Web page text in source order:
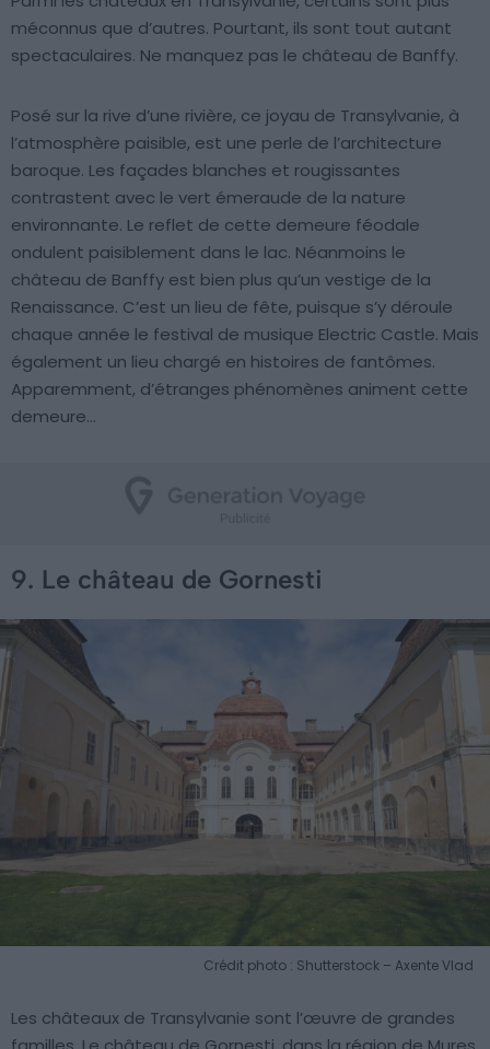
méconnus que d’autres. Pourtant, ils sont tout autant
spectaculaires. Ne manquez pas le château de Banffy.
Posé sur la rive d’une rivière, ce joyau de Transylvanie, à
l’atmosphère paisible, est une perle de l’architecture
baroque. Les façades blanches et rougissantes
contrastent avec le vert émeraude de la nature
environnante. Le reflet de cette demeure féodale
ondulent paisiblement dans le lac. Néanmoins le
château de Banffy est bien plus qu’un vestige de la
Renaissance. C’est un lieu de fête, puisque s’y déroule
chaque année le festival de musique Electric Castle. Mais
également un lieu chargé en histoires de fantômes.
Apparemment, d’étranges phénomènes animent cette
demeure…
9. Le château de Gornesti
Crédit photo : Shutterstock – Axente Vlad
Les châteaux de Transylvanie sont l’œuvre de grandes